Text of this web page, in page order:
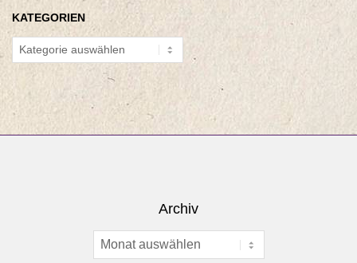
KATEGORIEN
Kategorien
Archiv
Archiv